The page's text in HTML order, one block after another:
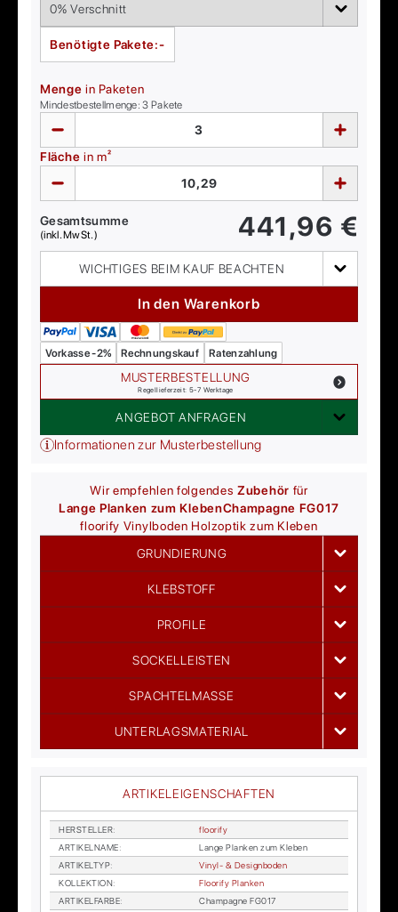
Benötigte Pakete:-
Menge in Paketen
Mindestbestellmenge:3 Pakete
Fläche in m²
Gesamtsumme
(inkl. MwSt.) 441,96 €
WICHTIGES BEIM KAUF BEACHTEN
In den Warenkorb
Vorkasse -2% Rechnungskauf Ratenzahlung
MUSTERBESTELLUNG
Regellieferzeit: 5-7 Werktage
ANGEBOT ANFRAGEN
Informationen zur Musterbestellung
Wir empfehlen folgendesZubehör für
Lange Planken zum KlebenChampagne FG017
floorify Vinylboden Holzoptik zum Kleben
GRUNDIERUNG
KLEBSTOFF
PROFILE
SOCKELLEISTEN
SPACHTELMASSE
UNTERLAGSMATERIAL
ARTIKELEIGENSCHAFTEN
HER­STEL­LER:
floo­ri­fy
AR­TI­KEL­NA­ME:
Lan­ge Plan­ken zum Kle­ben
AR­TI­KEL­TYP:
Vi­nyl- & De­sign­bo­den
KOL­LEK­TI­ON:
Floo­ri­fy Plan­ken
AR­TI­KEL­FAR­BE:
Cham­pa­gne FG017